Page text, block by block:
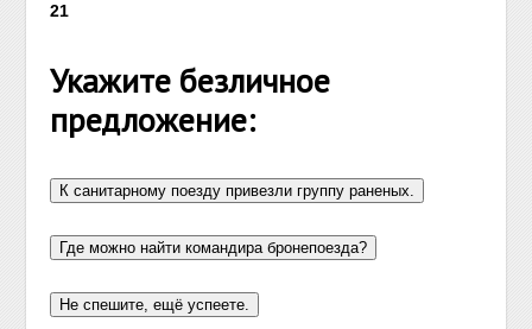
21
Укажите безличное
предложение: